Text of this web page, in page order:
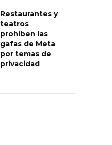
Restaurantes y
teatros
prohíben las
gafas de Meta
por temas de
privacidad